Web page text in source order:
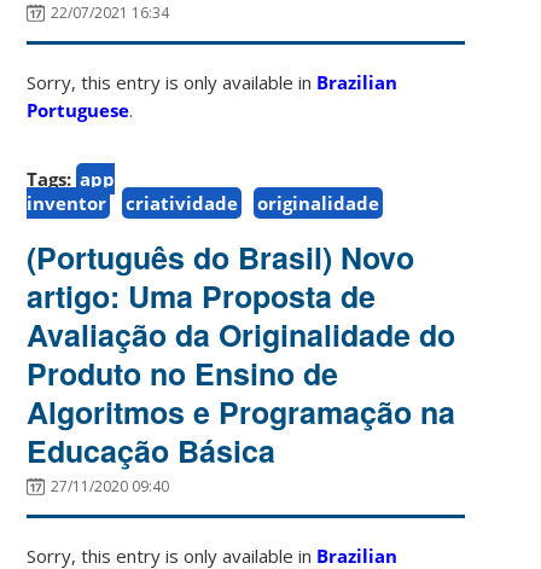
22/07/2021 16:34
Sorry, this entry is only available in Brazilian
Portuguese.
Tags: app
inventor
criatividade originalidade
(Português do Brasil) Novo
artigo: Uma Proposta de
Avaliação da Originalidade do
Produto no Ensino de
Algoritmos e Programação na
Educação Básica
27/11/2020 09:40
Sorry, this entry is only available in Brazilian